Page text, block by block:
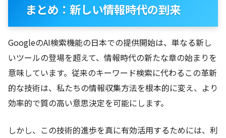
まとめ：新しい情報時代の到来
GoogleのAI検索機能の日本での提供開始は、単なる新し
いツールの登場を超えて、情報時代の新たな章の始まりを
意味しています。従来のキーワード検索に代わるこの革新
的な技術は、私たちの情報収集方法を根本的に変え、より
効率的で質の高い意思決定を可能にします。
しかし、この技術的進歩を真に有効活用するためには、利